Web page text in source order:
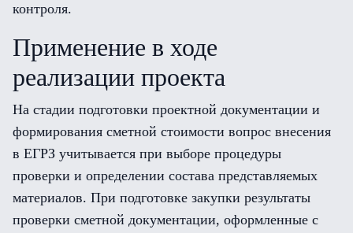
контроля.
Применение в ходе
реализации проекта
На стадии подготовки проектной документации и
формирования сметной стоимости вопрос внесения
в ЕГРЗ учитывается при выборе процедуры
проверки и определении состава представляемых
материалов. При подготовке закупки результаты
проверки сметной документации, оформленные с